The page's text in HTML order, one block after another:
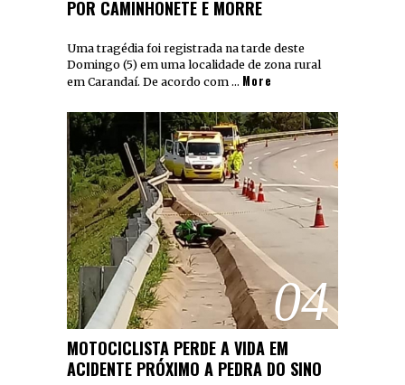
POR CAMINHONETE E MORRE
Uma tragédia foi registrada na tarde deste
Domingo (5) em uma localidade de zona rural
em Carandaí. De acordo com … More
04
MOTOCICLISTA PERDE A VIDA EM
ACIDENTE PRÓXIMO A PEDRA DO SINO